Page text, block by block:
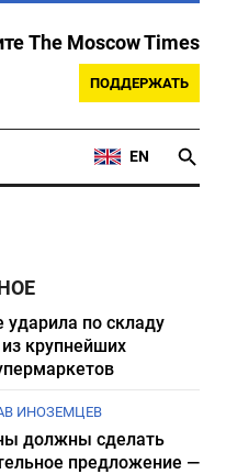
The Moscow Times
ПОДДЕРЖАТЬ
EN
по складу
крупнейших
ИНОЗЕМЦЕВ
должны сделать
предложение —